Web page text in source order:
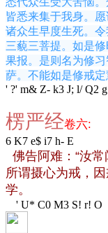
皆悉来集于我身。
诸众生早度生死。
三藐三菩提。如是
果报。是则名为修
萨。不能如是修戒
' ?' m& Z- k3 J; l/ Q2
楞严经卷六:
6 K7 e$ i7 h- E
佛告阿难：“汝
所谓摄心为戒，
学。
' U* C0 M3 S! r! O